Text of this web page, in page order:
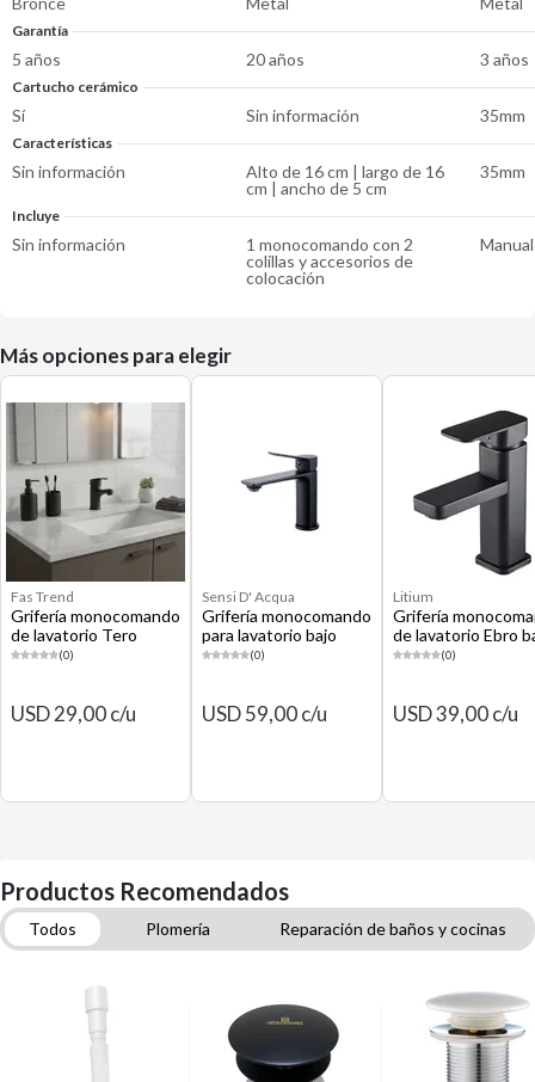
Garantía
5 años 20 años 3 años
Cartucho cerámico
Sí Sin información 35mm
Características
Sin información
Alto de 16 cm | largo de 16
cm | ancho de 5 cm
35mm
Incluye
Sin información
1 monocomando con 2
colillas y accesorios de
colocación
Manual
Más opciones para elegir
Fas Trend
Grifería monocomando
de lavatorio Tero
negro (0)
USD 29,00 c/u
Sensi D' Acqua
Grifería monocomando
para lavatorio bajo
Tabor negro
(0)
USD 59,00 c/u
Litium
Grifería
de lavatorio Ebro
35 mm(0)
USD 39,00 c/u
Productos Recomendados
Todos Plomería
Reparación de baños y cocinas
Flexibles de agua
Grifería para bidet
Teflones y selladores de agua y gas
Accesorios de pared para baño